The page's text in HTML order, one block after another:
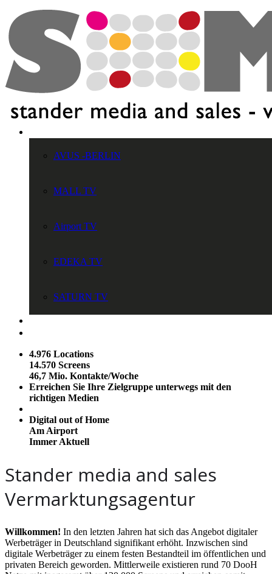
AVUS -BERLIN
MALL TV
Airport TV
EDEKA TV
SATURN TV
4.976 Locations
14.570 Screens
46,7 Mio. Kontakte/Woche
Erreichen Sie Ihre Zielgruppe unterwegs mit den
richtigen Medien
Digital out of Home
Am Airport
Immer Aktuell
Stander media and sales
Vermarktungsagentur
Willkommen! In den letzten Jahren hat sich das Angebot digitaler
Werbeträger in Deutschland signifikant erhöht. Inzwischen sind
digitale Werbeträger zu einem festen Bestandteil im öffentlichen und
privaten Bereich geworden. Mittlerweile existieren rund 70 DooH